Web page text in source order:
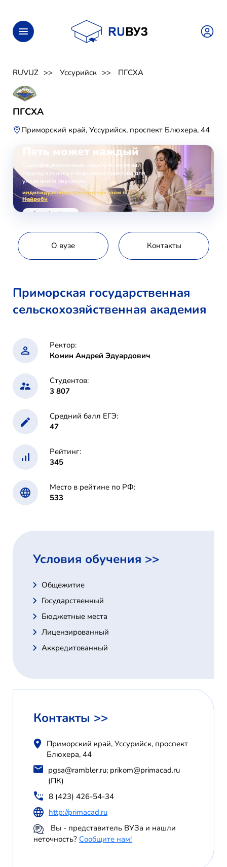
RUVUZ Уссурийск ПГСХА
ПГСХА
Приморский край, Уссурийск, проспект Блюхера, 44
Петь может каждый
Сертифицированные педагоги, научный
подход к голосу и бережная практика для
уверенного звучания.
индивидуальные занятия вокалом в
Найроби
voice-school.com
О вузе Контакты
Приморская государственная
сельскохозяйственная академия
Ректор:
Комин Андрей Эдуардович
Студентов:
3 807
Средний балл ЕГЭ:
47
Рейтинг:
345
Место в рейтине по РФ:
533
Условия обучения >>
Общежитие
Государственный
Бюджетные места
Лицензированный
Аккредитованный
Контакты >>
Приморский край, Уссурийск, проспект
Блюхера, 44
pgsa@rambler.ru; prikom@primacad.ru
(ПК)
8 (423) 426-54-34
http://primacad.ru
Вы - представитель ВУЗа и нашли
неточность? Сообщите нам!